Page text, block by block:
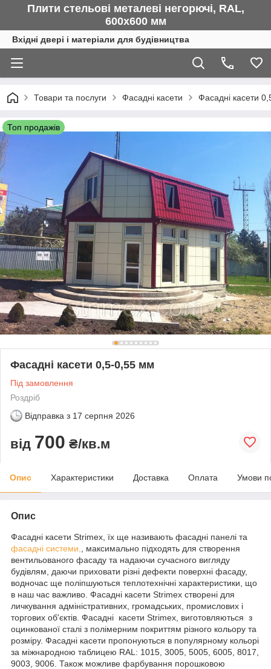
Плити стельові металеві негорючі, RAL,
600х600 мм
Вхідні двері і матеріали для будівництва
Товари та послуги Фасадні касети Фасадні касети
Топ продажів
Фасадні касети 0,5-0,55 мм
Під замовлення
Роздріб
Відправка з 17 серпня 2026
від 700 ₴/кв.м
Опис Характеристики Доставка Оплата Умови
Опис
Фасадні касети Strimex, їх ще називають фасадні панелі та
фасадні системи,
, максимально підходять для створення
вентильованого фасаду та надаючи сучасного вигляду
будівлям, даючи приховати різні дефекти поверхні фасаду,
водночас ще поліпшуються теплотехнічні характеристики, що
в наш час важливо. Фасадні касети Strimex створені для
личкування адміністративних, громадських, промислових і
торгових об'єктів. Фасадні касети Strimex, виготовляються з
оцинкованої сталі з полімерним покриттям різного кольору та
розміру. Фасадні касети пропонуються в популярному кольорі
за міжнародною таблицею RAL: 1015, 3005, 5005, 6005, 8017,
9003, 9006. Також можливе фарбування порошковою